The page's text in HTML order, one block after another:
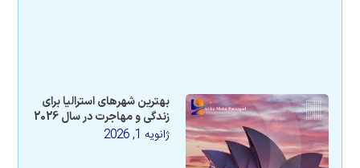
بهترین شهرهای استرالیا برای
زندگی و مهاجرت در سال 2026
ژانویه 1, 2026